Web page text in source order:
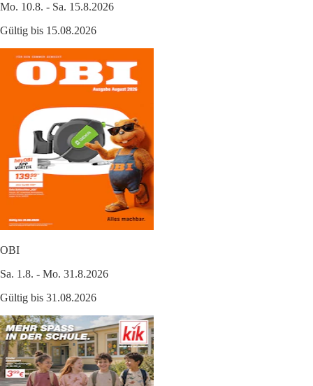
Mo. 10.8. - Sa. 15.8.2026
Gültig bis 15.08.2026
OBI
Sa. 1.8. - Mo. 31.8.2026
Gültig bis 31.08.2026